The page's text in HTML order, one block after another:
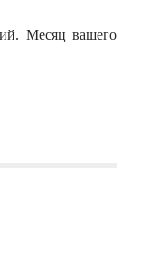
Месяц вашего